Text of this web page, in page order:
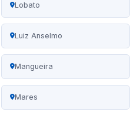
Lobato
Luiz Anselmo
Mangueira
Mares